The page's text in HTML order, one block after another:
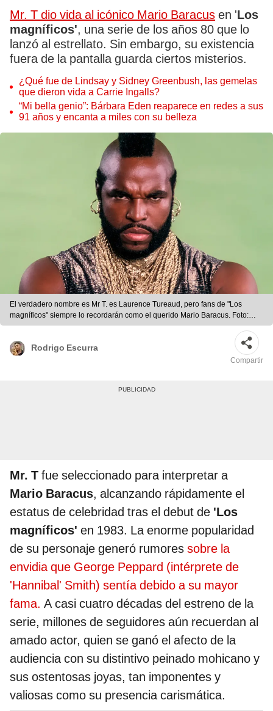
Mr. T dio vida al icónico Mario Baracus en 'Los
magníficos', una serie de los años 80 que lo
lanzó al estrellato. Sin embargo, su existencia
fuera de la pantalla guarda ciertos misterios.
¿Qué fue de Lindsay y Sidney Greenbush, las gemelas
que dieron vida a Carrie Ingalls?
“Mi bella genio”: Bárbara Eden reaparece en redes a sus
91 años y encanta a miles con su belleza
El verdadero nombre es Mr T. es Laurence Tureaud, pero fans de "Los
magníficos" siempre lo recordarán como el querido Mario Baracus. Foto:
Infobae
Rodrigo Escurra
Compartir
Mr. T fue seleccionado para interpretar a
Mario Baracus, alcanzando rápidamente el
estatus de celebridad tras el debut de 'Los
magníficos' en 1983. La enorme popularidad
de su personaje generó rumores sobre la
envidia que George Peppard (intérprete de
'Hannibal' Smith) sentía debido a su mayor
fama. A casi cuatro décadas del estreno de la
serie, millones de seguidores aún recuerdan al
amado actor, quien se ganó el afecto de la
audiencia con su distintivo peinado mohicano y
sus ostentosas joyas, tan imponentes y
valiosas como su presencia carismática.